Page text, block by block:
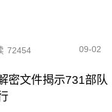
72454 09-02
密文件揭示731部队